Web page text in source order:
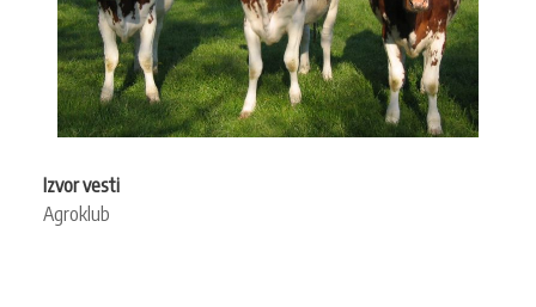
Izvor vesti
Agroklub